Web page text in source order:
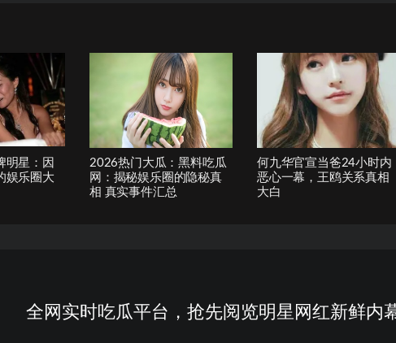
明星：因
娱乐圈大
2026热门大瓜：黑料吃瓜
网：揭秘娱乐圈的隐秘真
相 真实事件汇总
何九华官宣当爸24小时内
恶心一幕，王鸥关系真相
大白
全网实时吃瓜平台，抢先阅览明星网红新鲜内